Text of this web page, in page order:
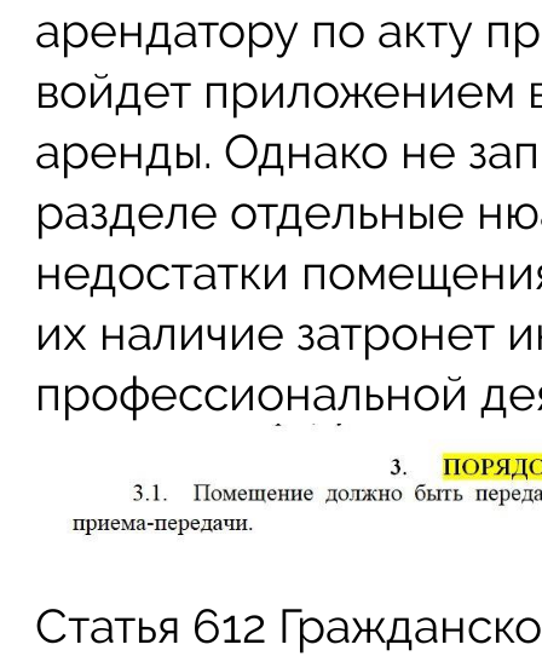
арендатору по акту
войдет приложением
аренды. Однако не
разделе отдельные
недостатки
их наличие затронет
профессиональной
Статья 612